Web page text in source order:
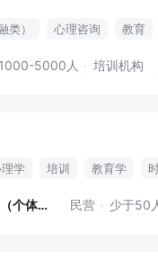
类） 心理咨询
教育
1000-5000人 培训机构
学 培训 教育学
广州市越秀区心汽泡心理咨询店（个体工商户） 民营 少于50